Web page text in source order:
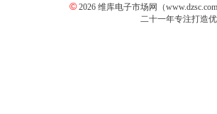
© 2026 维库电子市场网（
二十一年专注打造